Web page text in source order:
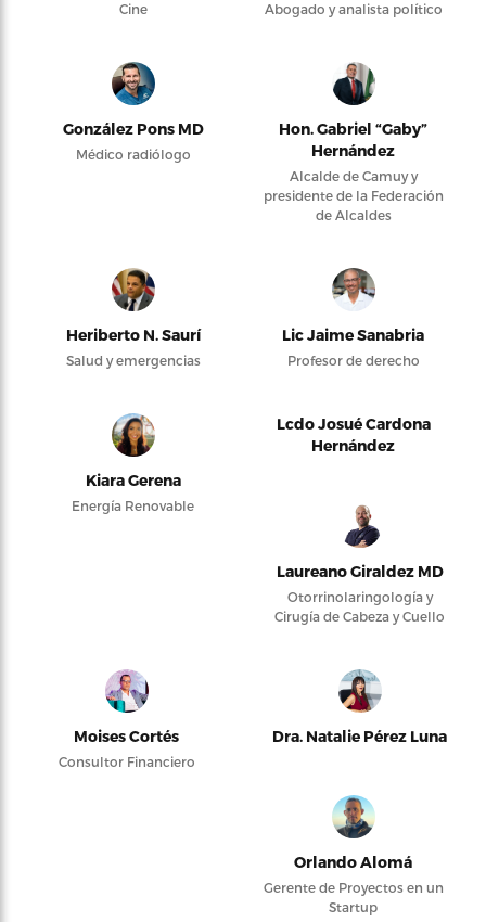
Cine Abogado y analista político
González Pons MD
Médico radiólogo
Hon. Gabriel “Gaby”
Hernández
Alcalde de Camuy y
presidente de la Federación
de Alcaldes
Heriberto N. Saurí
Salud y emergencias
Lic Jaime Sanabria
Profesor de derecho
Kiara Gerena
Energía Renovable
Lcdo Josué Cardona
Hernández
Laureano Giraldez MD
Otorrinolaringología y
Cirugía de Cabeza y Cuello
Moises Cortés
Consultor Financiero
Dra. Natalie Pérez Luna
Orlando Alomá
Gerente de Proyectos en un
Startup